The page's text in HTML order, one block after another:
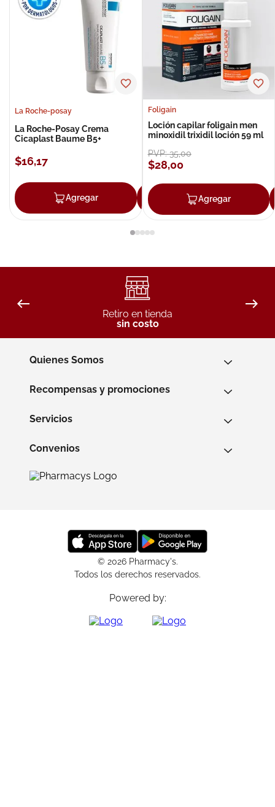
La Roche-posay
La Roche-Posay Crema
Cicaplast Baume B5+
$16,17
Agregar Agregar
Foligain
Loción capilar foligain men
minoxidil trixidil loción 59 ml
PVP:35,00
$28,00
Agregar
Retiro en tienda
sin costo
Quienes Somos
Recompensas y promociones
Servicios
Convenios
© 2026 Pharmacy's.
Todos los derechos reservados.
Powered by: